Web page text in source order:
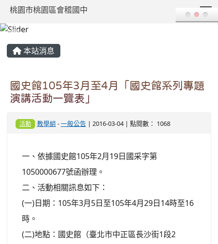
桃園市桃園區會稽國中
本站消息
國史館105年3月至4月「國史館系列專題
演講活動一覽表」
活動 教學組 -一般公告 | 2016-03-04 | 點閱數： 1068
一、依據國史館105年2月19日國采字第
1050000677號函辦理。
二、活動相關訊息如下：
(一)日期：105年3月5日至105年4月29日14時至16
時。
(二)地點：國史館（臺北市中正區長沙街1段2